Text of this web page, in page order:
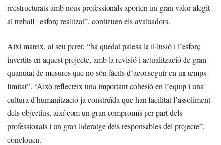
reestructurats amb nous professionals aporten un gran valor afegit
al treball i esforç realitzat”, continuen els avaluadors.
Així mateix, al seu parer, “ha quedat palesa la il·lusió i l’esforç
invertits en aquest projecte, amb la revisió i actualització de gran
quantitat de mesures que no són fàcils d’aconseguir en un temps
limitat”. “Això reflecteix una important cohesió en l’equip i una
cultura d’humanització ja construïda que han facilitat l’assoliment
dels objectius, així com un gran compromís per part dels
professionals i un gran lideratge dels responsables del projecte”,
conclouen.